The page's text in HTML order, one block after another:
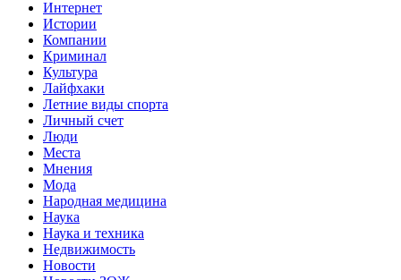
Интернет
Истории
Компании
Криминал
Культура
Лайфхаки
Летние виды спорта
Личный счет
Люди
Места
Мнения
Мода
Народная медицина
Наука
Наука и техника
Недвижимость
Новости